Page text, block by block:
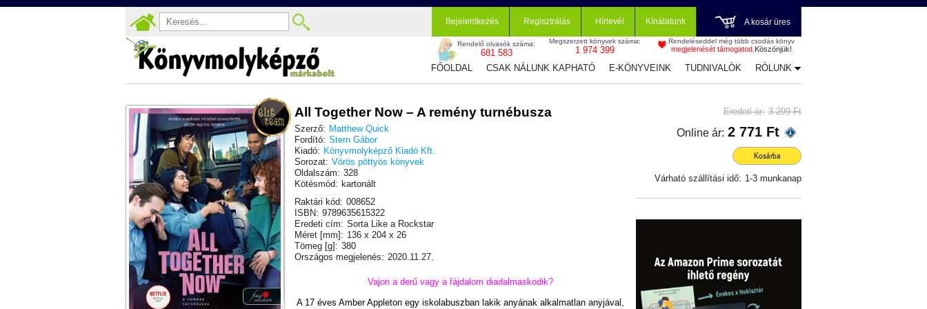
Bejelentkezés Regisztrálás Hírlevél Kínálatunk A kosár üres
Rendelő olvasók száma:
681 583
Megszerzett könyvek száma:
1 974 399
Rendeléseddel még több csodás könyv
megjelenését támogatod. Köszönjük!
FŐOLDAL CSAK NÁLUNK KAPHATÓ E-KÖNYVEINK TUDNIVALÓK RÓLUNK
All Together Now – A remény turnébusza
Szerző: Matthew Quick
Fordító: Stern Gábor
Kiadó: Könyvmolyképző Kiadó Kft.
Sorozat: Vörös pöttyös könyvek
Oldalszám: 328
Kötésmód: kartonált
Raktári kód: 008652
ISBN: 9789635615322
Eredeti cím: Sorta Like a Rockstar
Méret [mm]: 136 x 204 x 26
Tömeg [g]: 380
Országos megjelenés: 2020.11.27.
Vajon a derű vagy a fájdalom diadalmaskodik?
A 17 éves Amber Appleton egy iskolabuszban lakik anyának alkalmatlan anyjával,
Eredeti ár: 3 299 Ft
Online ár: 2 771 Ft
Kosárba
Várható szállítási idő: 1-3 munkanap